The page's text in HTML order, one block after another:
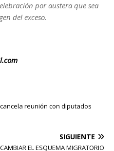
por austera que sea
del exceso.
reunión con diputados
SIGUIENTE
EL ESQUEMA MIGRATORIO